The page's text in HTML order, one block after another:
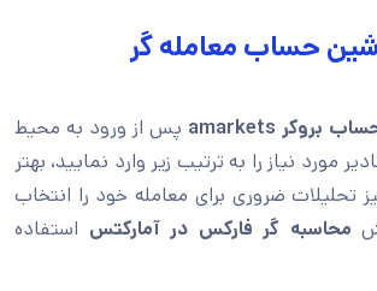
حساب معامله گر
بروکر amarkets پس از ورود به محیط
مورد نیاز را به ترتیب زیر وارد نمایید، بهتر
ضروری برای معامله خود را انتخاب
محاسبه گر فارکس در آمارکتس استفاده